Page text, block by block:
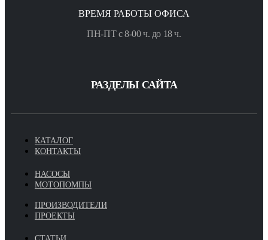
ВРЕМЯ РАБОТЫ ОФИСА
ПН-ПТ с 8-00 ч. до 18 ч.
РАЗДЕЛЫ САЙТА
КАТАЛОГ
КОНТАКТЫ
НАСОСЫ
МОТОПОМПЫ
ПРОИЗВОДИТЕЛИ
ПРОЕКТЫ